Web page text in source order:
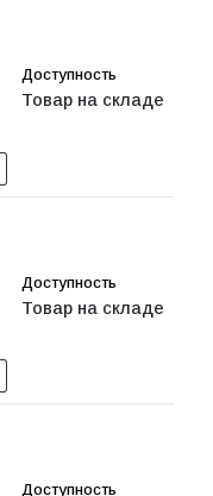
Товар на складе
Товар на складе